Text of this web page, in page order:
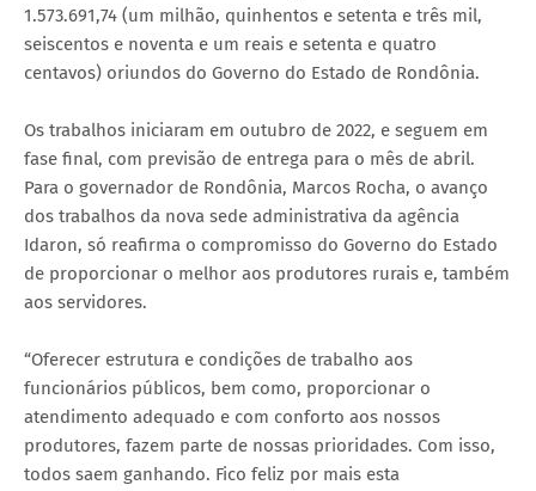
1.573.691,74 (um milhão, quinhentos e setenta e três mil,
seiscentos e noventa e um reais e setenta e quatro
centavos) oriundos do Governo do Estado de Rondônia.
Os trabalhos iniciaram em outubro de 2022, e seguem em
fase final, com previsão de entrega para o mês de abril.
Para o governador de Rondônia, Marcos Rocha, o avanço
dos trabalhos da nova sede administrativa da agência
Idaron, só reafirma o compromisso do Governo do Estado
de proporcionar o melhor aos produtores rurais e, também
aos servidores.
“Oferecer estrutura e condições de trabalho aos
funcionários públicos, bem como, proporcionar o
atendimento adequado e com conforto aos nossos
produtores, fazem parte de nossas prioridades. Com isso,
todos saem ganhando. Fico feliz por mais esta